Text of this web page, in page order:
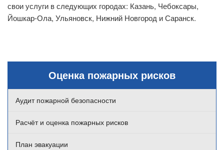
Оценка пожарных рисков
Аудит пожарной безопасности
Расчёт и оценка пожарных рисков
План эвакуации
свои услуги в следующих городах: Казань, Чебоксары,
Йошкар-Ола, Ульяновск, Нижний Новгород и Саранск.